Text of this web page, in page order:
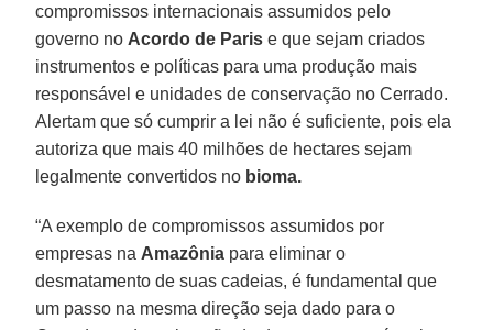
compromissos internacionais assumidos pelo
governo no Acordo de Paris e que sejam criados
instrumentos e políticas para uma produção mais
responsável e unidades de conservação no Cerrado.
Alertam que só cumprir a lei não é suficiente, pois ela
autoriza que mais 40 milhões de hectares sejam
legalmente convertidos no bioma.
“A exemplo de compromissos assumidos por
empresas na Amazônia para eliminar o
desmatamento de suas cadeias, é fundamental que
um passo na mesma direção seja dado para o